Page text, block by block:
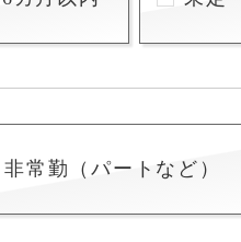
非常勤（パートなど）